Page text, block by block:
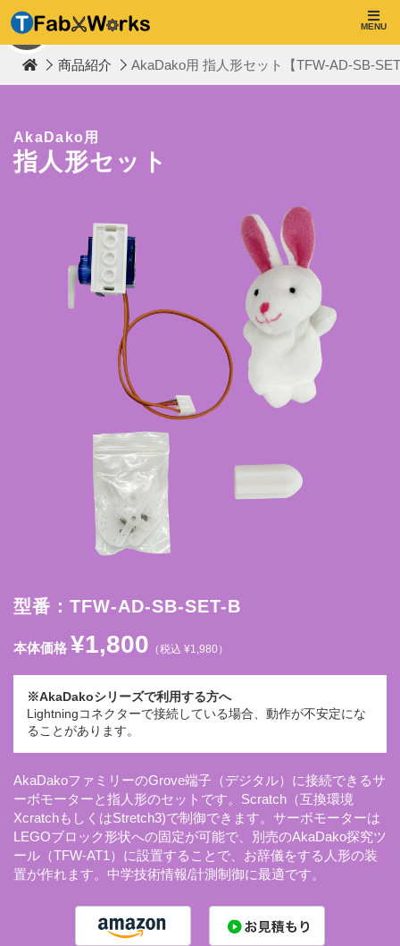
TOP
a
W
o
MENU
商品紹介 AkaDako用 指人形セット【TFW-AD-SB-
AkaDako用
指人形セット
型番：TFW-AD-SB-SET-B
本体価格 ¥1,800 （税込 ¥1,980）
※AkaDakoシリーズで利用する方へ
Lightningコネクターで接続している場合、動作が不安定にな
ることがあります。
AkaDakoファミリーのGrove端子（デジタル）に接続できるサ
ーボモーターと指人形のセットです。Scratch（互換環境
XcratchもしくはStretch3)で制御できます。サーボモーターは
LEGOブロック形状への固定が可能で、別売のAkaDako探究ツ
ール（TFW-AT1）に設置することで、お辞儀をする人形の装
置が作れます。中学技術情報/計測制御に最適です。